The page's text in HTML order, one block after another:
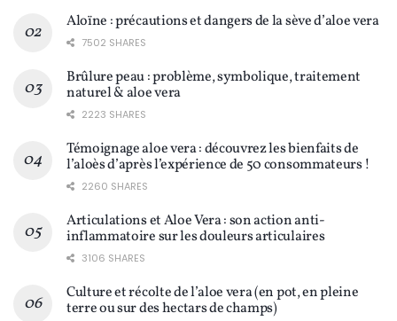
Aloïne : précautions et dangers de la sève d’aloe vera
7502 SHARES
Brûlure peau : problème, symbolique, traitement
naturel & aloe vera
2223 SHARES
Témoignage aloe vera : découvrez les bienfaits de
l’aloès d’après l’expérience de 50 consommateurs !
2260 SHARES
Articulations et Aloe Vera : son action anti-
inflammatoire sur les douleurs articulaires
3106 SHARES
Culture et récolte de l’aloe vera (en pot, en pleine
terre ou sur des hectars de champs)